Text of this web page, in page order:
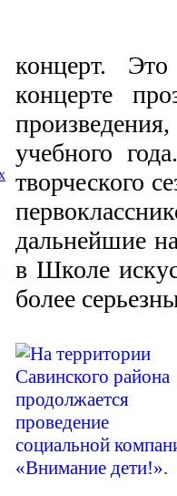
концерт.
концерте
учебного
творческого
дальнейшие
в Школе
более